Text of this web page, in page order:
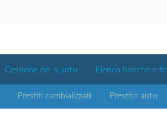
Cessione del quinto Elenco banche e
Prestiti cambializzati Prestito auto